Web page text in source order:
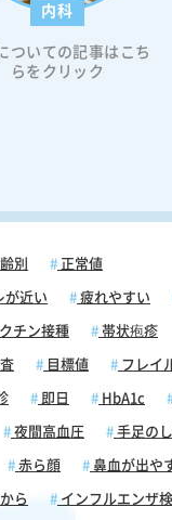
内科
ついての記事はこち
らをクリック
別 正常値
が近い 疲れやすい
チン接種 帯状疱疹
目標値 フレイ
即日 HbA1c
夜間高血圧 手足の
赤ら顔 鼻血が出や
ら インフルエンザ